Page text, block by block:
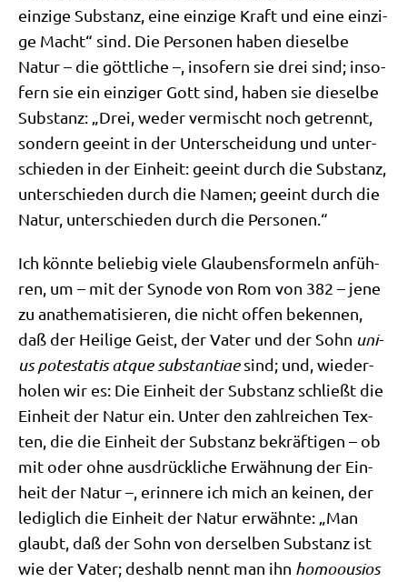
ein­zi­ge Sub­stanz, eine ein­zi­ge Kraft und eine ein­zi­
ge Macht“ sind. Die Per­so­nen haben die­sel­be
Natur – die gött­li­che –, inso­fern sie drei sind; inso­
fern sie ein ein­zi­ger Gott sind, haben sie die­sel­be
Sub­stanz: „Drei, weder ver­mischt noch getrennt,
son­dern geeint in der Unter­schei­dung und unter­
schie­den in der Ein­heit: geeint durch die Sub­stanz,
unter­schie­den durch die Namen; geeint durch die
Natur, unter­schie­den durch die Personen.“
Ich könn­te belie­big vie­le Glau­bens­for­meln anfüh­
ren, um – mit der Syn­ode von Rom von 382 – jene
zu ana­the­ma­ti­sie­ren, die nicht offen beken­nen,
daß der Hei­li­ge Geist, der Vater und der Sohn uni­
us pote­sta­tis atque sub­stan­tiaesind; und, wie­der­
ho­len wir es: Die Ein­heit der Sub­stanz schließt die
Ein­heit der Natur ein. Unter den zahl­rei­chen Tex­
ten, die die Ein­heit der Sub­stanz bekräf­ti­gen – ob
mit oder ohne aus­drück­li­che Erwäh­nung der Ein­
heit der Natur –, erin­ne­re ich mich an kei­nen, der
ledig­lich die Ein­heit der Natur erwähn­te: „Man
glaubt, daß der Sohn von der­sel­ben Sub­stanz ist
wie der Vater; des­halb nennt man ihn homoou­si­os